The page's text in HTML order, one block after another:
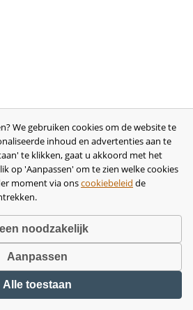
•privacy- en cookiebeleid
•herroeping•bedrijfsgegevens
We gebruiken cookies om de website te
inhoud en advertenties aan te
te klikken, gaat u akkoord met het
op 'Aanpassen' om te zien welke cookies
moment via onscookiebeleid de
noodzakelijk
Aanpassen
Alle toestaan